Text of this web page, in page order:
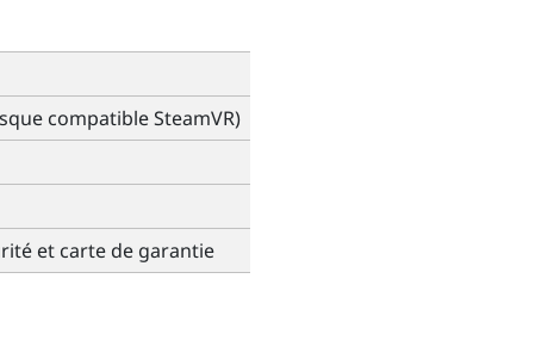
compatible SteamVR)
et carte de garantie